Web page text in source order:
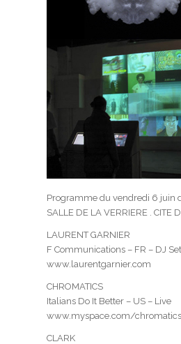
Programme du vendredi 6 juin
SALLE DE LA VERRIERE . CITE
LAURENT GARNIER
F Communications – FR – DJ Set
www.laurentgarnier.com
CHROMATICS
Italians Do It Better – US – Live
www.myspace.com/
CLARK